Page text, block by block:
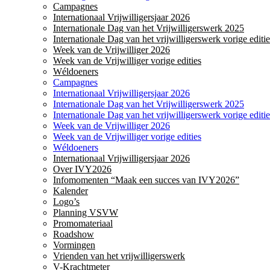
Campagnes
Internationaal Vrijwilligersjaar 2026
Internationale Dag van het Vrijwilligerswerk 2025
Internationale Dag van het vrijwilligerswerk vorige
Week van de Vrijwilliger 2026
Week van de Vrijwilliger vorige edities
Wéldoeners
Campagnes
Internationaal Vrijwilligersjaar 2026
Internationale Dag van het Vrijwilligerswerk 2025
Internationale Dag van het vrijwilligerswerk vorige
Week van de Vrijwilliger 2026
Week van de Vrijwilliger vorige edities
Wéldoeners
Internationaal Vrijwilligersjaar 2026
Over IVY2026
Infomomenten “Maak een succes van IVY2026”
Kalender
Logo’s
Planning VSVW
Promomateriaal
Roadshow
Vormingen
Vrienden van het vrijwilligerswerk
V-Krachtmeter